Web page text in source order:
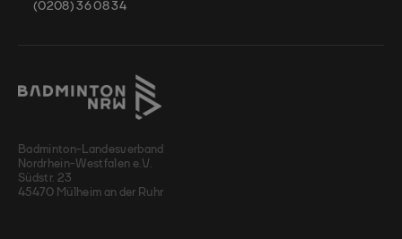
(0208) 36 08 34
Badminton-Landesverband
Nordrhein-Westfalen e.V.
Südstr. 23
45470 Mülheim an der Ruhr